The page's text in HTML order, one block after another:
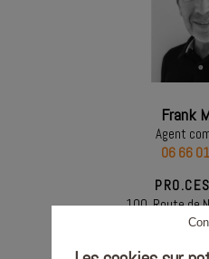
Frank
Agent
06 66
100, Route de
30132